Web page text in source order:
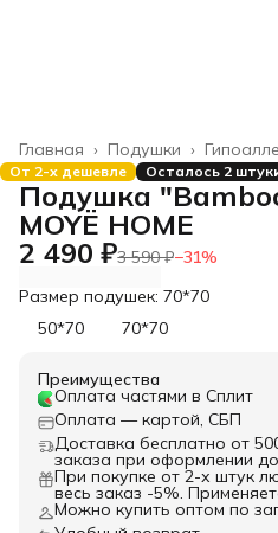
Подушки ›
Главная ›
От 2-х дешевле Осталось 2
Подушка
MOYЁ HOME
2 490 ₽3 590 ₽−31%
Размер подушек: 70*70
50*70
70*70
Преимущества
Оплата частями в Сплит
Оплата — картой, СБП
Доставка бесплатно от
заказа при оформлении
При покупке от 2-х штук
весь заказ -5%.
Можно купить оптом по